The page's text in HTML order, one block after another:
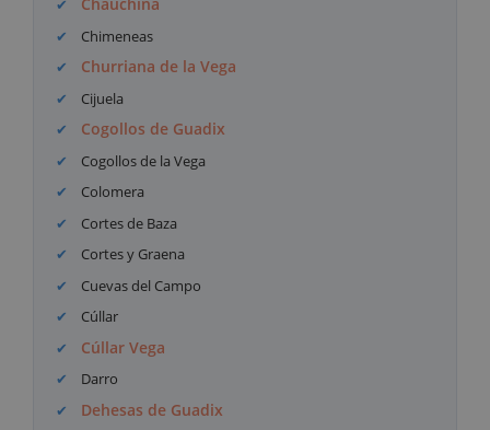
Chimeneas
Churriana de la Vega
Cijuela
Cogollos de Guadix
Cogollos de la Vega
Colomera
Cortes de Baza
Cortes y Graena
Cuevas del Campo
Cúllar
Cúllar Vega
Darro
Dehesas de Guadix